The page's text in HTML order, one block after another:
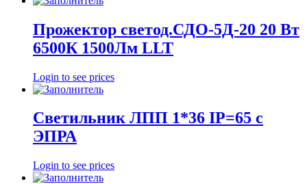
Прожектор светод.СДО-5Д-20 20 Вт
6500К 1500Лм LLT
Login to see prices
Светильник ЛПП 1*36 IP=65 с
ЭПРА
Login to see prices